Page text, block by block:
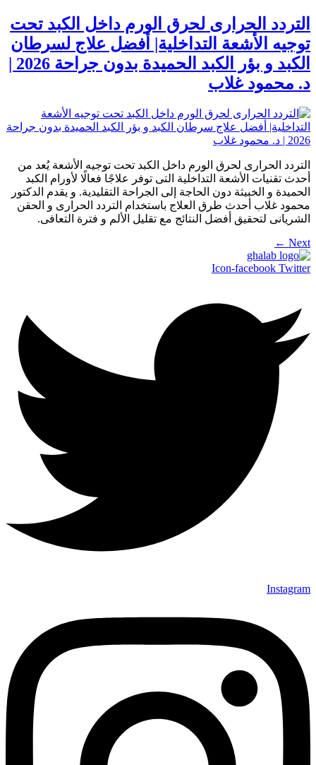
التردد الحرارى لحرق الورم داخل الكبد تحت
توجيه الأشعة التداخلية| أفضل علاج لسرطان
الكبد و بؤر الكبد الحميدة بدون جراحة 2026 |
د. محمود غلاب
التردد الحرارى لحرق الورم داخل الكبد تحت توجيه الأشعة يُعد من
أحدث تقنيات الأشعة التداخلية التى توفر علاجًا فعالًا لأورام الكبد
الحميدة و الخبيثة دون الحاجة إلى الجراحة التقليدية. و يقدم الدكتور
محمود غلاب أحدث طرق العلاج باستخدام التردد الحرارى و الحقن
الشريانى لتحقيق أفضل النتائج مع تقليل الألم و فترة التعافى.
Next
←
Icon-facebook Twitter
Instagram